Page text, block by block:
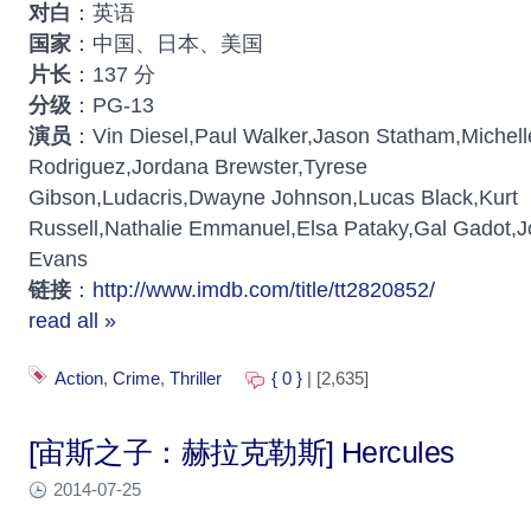
对白 ：英语
国家 ：中国、日本、美国
片长 ：137 分
分级 ：PG-13
演员 ：Vin Diesel,Paul Walker,Jason
Rodriguez,Jordana Brewster,Tyrese
Gibson,Ludacris,Dwayne Johnson,Lucas Black,Kurt
Russell,Nathalie Emmanuel,Elsa Pataky,Gal
Evans
链接 ： http://www.imdb.com/title/tt2820852/
read all »
Action, Crime, Thriller { 0 } | [2,635]
[宙斯之子：赫拉克勒斯] Hercules
2014-07-25